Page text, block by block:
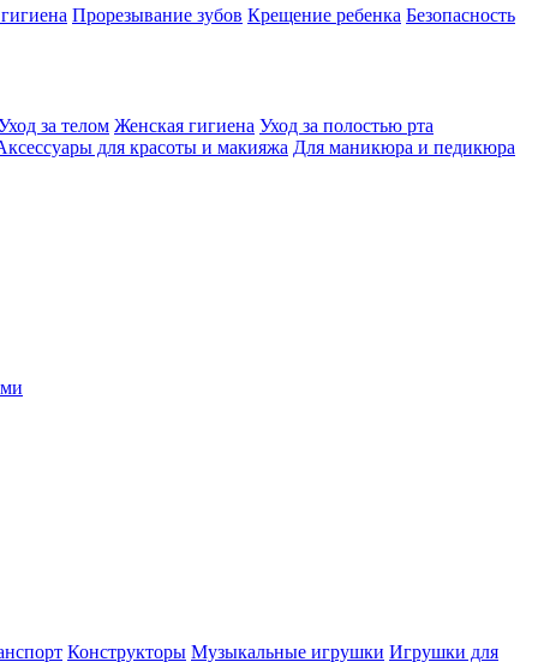
Прорезывание зубов Крещение ребенка Безопасность
за телом Женская гигиена Уход за полостью рта
для красоты и макияжа Для маникюра и педикюра
Конструкторы Музыкальные игрушки Игрушки для